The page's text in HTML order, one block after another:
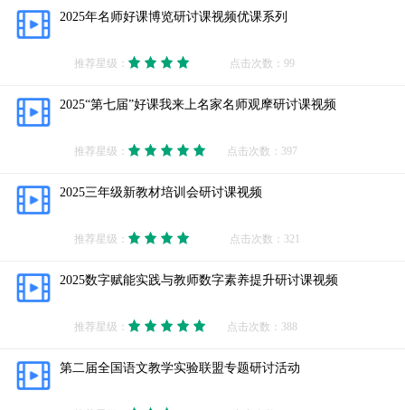
2025年名师好课博览研讨课视频优课系列
推荐星级： 点击次数：99
2025“第七届”好课我来上名家名师观摩研讨课视频
推荐星级： 点击次数：397
2025三年级新教材培训会研讨课视频
推荐星级： 点击次数：321
2025数字赋能实践与教师数字素养提升研讨课视频
推荐星级： 点击次数：388
第二届全国语文教学实验联盟专题研讨活动